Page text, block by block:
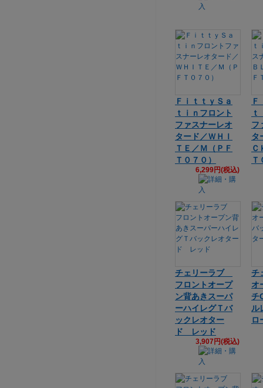
ＦｉｔｔｙＳａ
ｔｉｎフロント
ファスナーレオ
タード／ＷＨＩ
ＴＥ／Ｍ（ＰＦ
Ｔ０７０）
6,299円(税込)
Ｆ
フ
タ
Ｃ
Ｔ
チェリーラブ
フロントオープ
ン背あきスーパ
ーハイレグＴバ
ックレオター
ド レッド
3,907円(税込)
チ
オ
チ
ル
ロ